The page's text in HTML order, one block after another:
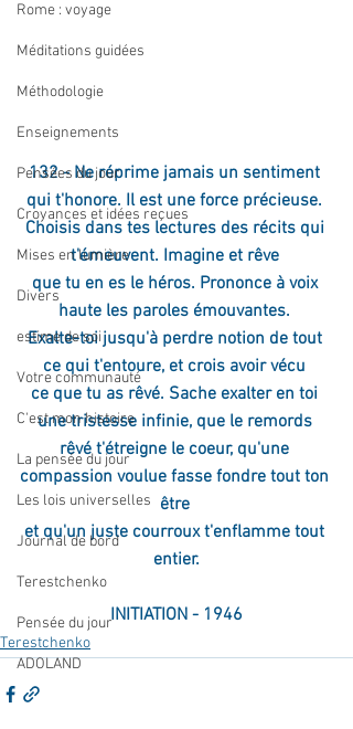
Rome : voyage
Méditations guidées
Méthodologie
Enseignements
Pensées du jour
Croyances et idées reçues
Mises en lumière
Divers
estime de soi
Votre communauté
C'est mon histoire
La pensée du jour
Les lois universelles
Journal de bord
Terestchenko
Pensée du jour
ADOLAND
132 - Ne réprime jamais un sentiment
qui t'honore. Il est une force précieuse.
Choisis dans tes lectures des récits qui
t'émeuvent. Imagine et rêve
que tu en es le héros. Prononce à voix
haute les paroles émouvantes.
Exalte-toi jusqu'à perdre notion de tout
ce qui t'entoure, et crois avoir vécu
ce que tu as rêvé. Sache exalter en toi
une tristesse infinie, que le remords
rêvé t'étreigne le coeur, qu'une
compassion voulue fasse fondre tout ton
être
et qu'un juste courroux t'enflamme tout
entier.
INITIATION - 1946
Terestchenko